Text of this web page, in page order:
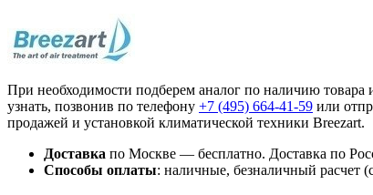
При необходимости подберем аналог по наличию
узнать, позвонив по телефону +7 (495) 664-41-59 или
продажей и установкой климатической техники Breezart.
Доставка по Москве — бесплатно. Доставка по
Способы оплаты: наличные, безналичный расчет